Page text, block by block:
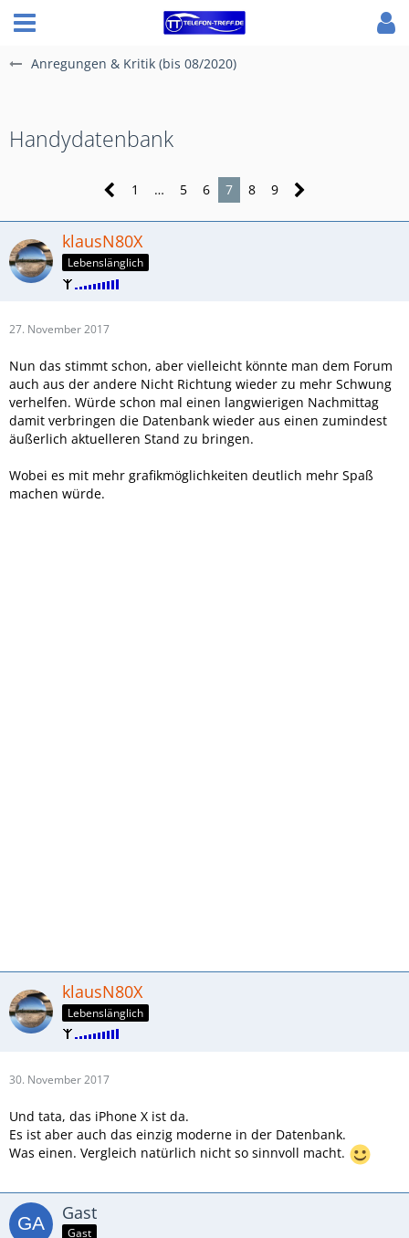
Anregungen & Kritik (bis 08/2020)
Handydatenbank
1 … 5 6 7 8 9
klausN80X
Lebenslänglich
27. November 2017
Nun das stimmt schon, aber vielleicht könnte man dem Forum
auch aus der andere Nicht Richtung wieder zu mehr Schwung
verhelfen. Würde schon mal einen langwierigen Nachmittag
damit verbringen die Datenbank wieder aus einen zumindest
äußerlich aktuelleren Stand zu bringen.
Wobei es mit mehr grafikmöglichkeiten deutlich mehr Spaß
machen würde.
klausN80X
Lebenslänglich
30. November 2017
Und tata, das iPhone X ist da.
Es ist aber auch das einzig moderne in der Datenbank.
Was einen. Vergleich natürlich nicht so sinnvoll macht.
Gast
Gast